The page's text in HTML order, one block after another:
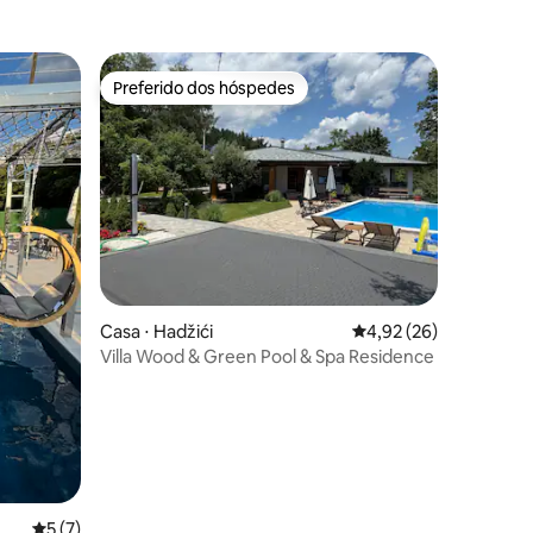
Preferido dos hóspedes
Preferido dos hóspedes
Casa ⋅ Hadžići 4,92 de uma
4,92 (26)
Villa Wood & Green Pool & Spa Residence